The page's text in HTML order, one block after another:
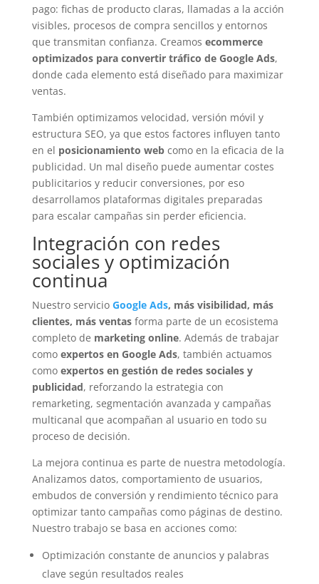
pago: fichas de producto claras, llamadas a la acción
visibles, procesos de compra sencillos y entornos
que transmitan confianza. Creamos ecommerce
optimizados para convertir tráfico de Google Ads,
donde cada elemento está diseñado para maximizar
ventas.
También optimizamos velocidad, versión móvil y
estructura SEO, ya que estos factores influyen tanto
en el posicionamiento webcomo en la eficacia de la
publicidad. Un mal diseño puede aumentar costes
publicitarios y reducir conversiones, por eso
desarrollamos plataformas digitales preparadas
para escalar campañas sin perder eficiencia.
Integración con redes
sociales y optimización
continua
Nuestro servicio Google Ads, más visibilidad, más
clientes, más ventasforma parte de un ecosistema
completo de marketing online. Además de trabajar
como expertos en Google Ads, también actuamos
como expertos en gestión de redes sociales y
publicidad, reforzando la estrategia con
remarketing, segmentación avanzada y campañas
multicanal que acompañan al usuario en todo su
proceso de decisión.
La mejora continua es parte de nuestra metodología.
Analizamos datos, comportamiento de usuarios,
embudos de conversión y rendimiento técnico para
optimizar tanto campañas como páginas de destino.
Nuestro trabajo se basa en acciones como:
Optimización constante de anuncios y palabras
clave según resultados reales